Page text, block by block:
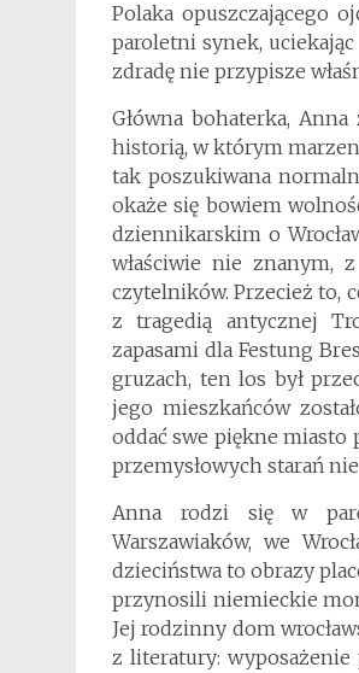
Polaka opuszczającego
paroletni synek,
zdradę nie przypisze
Główna bohaterka,
historią, w którym
tak poszukiwana
okaże się bowiem
dziennikarskim o
właściwie nie znanym,
czytelników. Przecież to,
z tragedią antycznej
zapasami dla Festung
gruzach, ten los był
jego mieszkańców
oddać swe piękne
przemysłowych starań
Anna rodzi się w
Warszawiaków, we
dzieciństwa to obrazy
przynosili niemieckie
Jej rodzinny dom
z literatury: wyposażenie